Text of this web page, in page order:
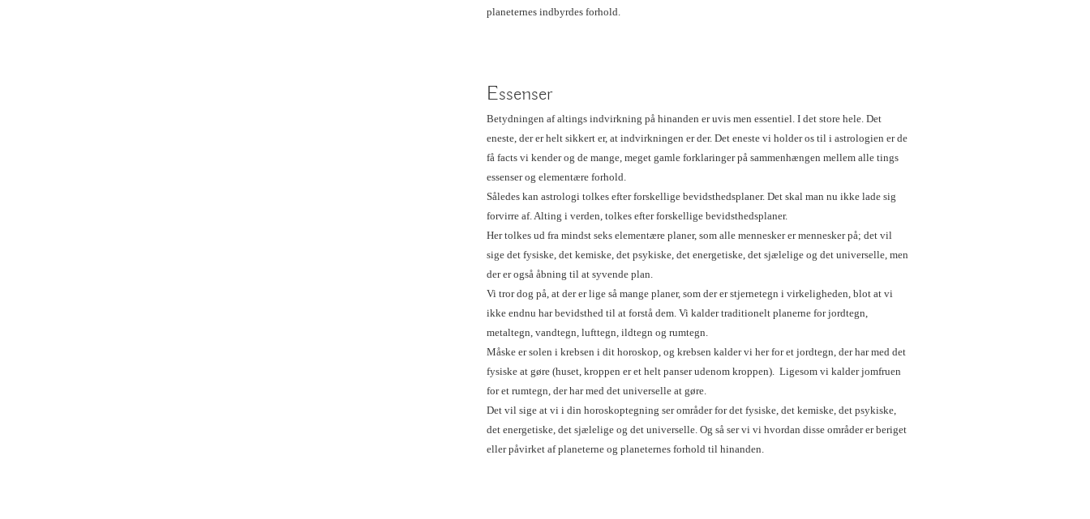
planeternes indbyrdes forhold.
Essenser
Betydningen af altings indvirkning på hinanden er uvis men essentiel. I det store hele. Det
eneste, der er helt sikkert er, at indvirkningen er der. Det eneste vi holder os til i astrologien er de
få facts vi kender og de mange, meget gamle forklaringer på sammenhængen mellem alle tings
essenser og elementære forhold.
Således kan astrologi tolkes efter forskellige bevidsthedsplaner. Det skal man nu ikke lade sig
forvirre af. Alting i verden, tolkes efter forskellige bevidsthedsplaner.
Her tolkes ud fra mindst seks elementære planer, som alle mennesker er mennesker på; det vil
sige det fysiske, det kemiske, det psykiske, det energetiske, det sjælelige og det universelle, men
der er også åbning til at syvende plan.
Vi tror dog på, at der er lige så mange planer, som der er stjernetegn i virkeligheden, blot at vi
ikke endnu har bevidsthed til at forstå dem. Vi kalder traditionelt planerne for jordtegn,
metaltegn, vandtegn, lufttegn, ildtegn og rumtegn.
Måske er solen i krebsen i dit horoskop, og krebsen kalder vi her for et jordtegn, der har med det
fysiske at gøre (huset, kroppen er et helt panser udenom kroppen). Ligesom vi kalder jomfruen
for et rumtegn, der har med det universelle at gøre.
Det vil sige at vi i din horoskoptegning ser områder for det fysiske, det kemiske, det psykiske,
det energetiske, det sjælelige og det universelle. Og så ser vi vi hvordan disse områder er beriget
eller påvirket af planeterne og planeternes forhold til hinanden.